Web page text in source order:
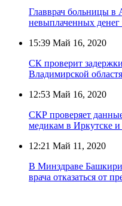
Главврач больницы в
невыплаченных
15:39 Май 16, 2020
СК проверит
Владимирской
12:53 Май 16, 2020
СКР проверяет
медикам в Иркутске
12:21 Май 11, 2020
В Минздраве
врача отказаться от